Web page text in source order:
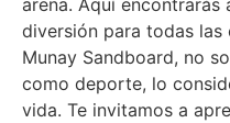
arena. Aquí encontrarás
diversión para todas las
Munay Sandboard, no
como deporte, lo
vida. Te invitamos a